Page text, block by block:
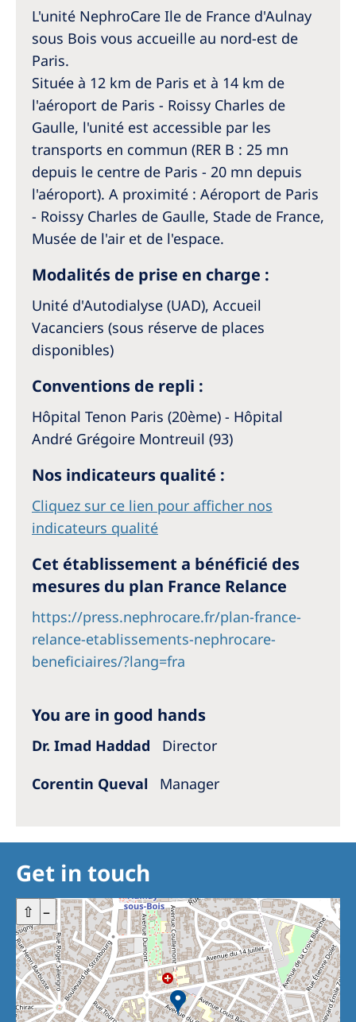
North America
United States of America
NephroCare International
Global Website
L'unité NephroCare Ile de France d'Aulnay
sous Bois vous accueille au nord-est de
Paris.
Située à 12 km de Paris et à 14 km de
l'aéroport de Paris - Roissy Charles de
Gaulle, l'unité est accessible par les
transports en commun (RER B : 25 mn
depuis le centre de Paris - 20 mn depuis
l'aéroport). A proximité : Aéroport de Paris
- Roissy Charles de Gaulle, Stade de France,
Musée de l'air et de l'espace.
Modalités de prise en charge :
Unité d'Autodialyse (UAD), Accueil
Vacanciers (sous réserve de places
disponibles)
Conventions de repli :
Hôpital Tenon Paris (20ème) - Hôpital
André Grégoire Montreuil (93)
Nos indicateurs qualité :
Cliquez sur ce lien pour afficher nos
indicateurs qualité
Cet établissement a bénéficié des
mesures du plan France Relance
https://press.nephrocare.fr/plan-france-
relance-etablissements-nephrocare-
beneficiaires/?lang=fra
You are in good hands
Dr. Imad Haddad Director
Corentin Queval
Manager
Get in touch
+ –
⇧